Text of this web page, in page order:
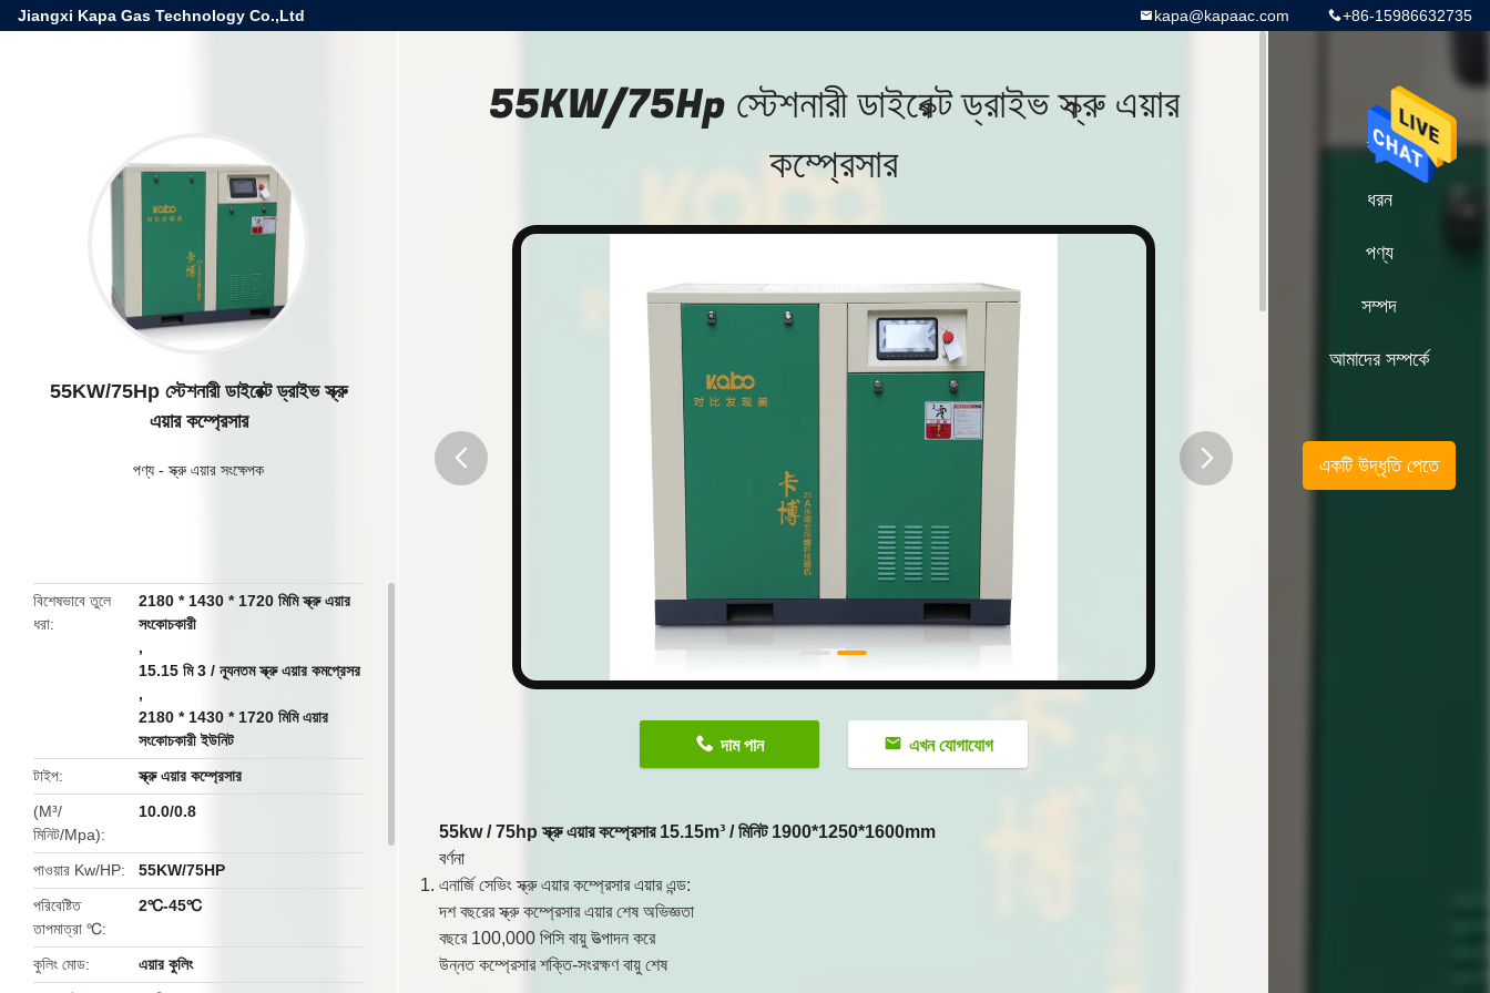
Jiangxi Kapa Gas Technology Co.,Ltd +86-15986632735
kapa@kapaac.com
55KW/75Hp স্টেশনারী ডাইরেক্ট ড্রাইভ স্ক্রু
এয়ার কম্প্রেসার
পণ্য -স্ক্রু এয়ার সংক্ষেপক
বিশেষভাবে তুলে
ধরা
2180 * 1430 * 1720 মিমি স্ক্রু এয়ার
সংকোচকারী
,
15.15 মি 3 / ন্যূনতম স্ক্রু এয়ার কমপ্রেসর
,
2180 * 1430 * 1720 মিমি এয়ার
সংকোচকারী ইউনিট
টাইপ
স্ক্রু এয়ার কম্প্রেসার
(M³/
মিনিট/Mpa)
10.0/0.8
পাওয়ার Kw/HP
55KW/75HP
পরিবেষ্টিত
তাপমাত্রা ℃
2℃-45℃
কুলিং মোড
এয়ার কুলিং
55KW/75Hp স্টেশনারী ডাইরেক্ট ড্রাইভ স্ক্রু এয়ার
কম্প্রেসার
দাম পান এখন যোগাযোগ
55kw / 75hp স্ক্রু এয়ার কম্প্রেসার 15.15m³ / মিনিট 1900*1250*1600mm
বর্ণনা
এনার্জি সেভিং স্ক্রু এয়ার কম্প্রেসার এয়ার এন্ড:
দশ বছরের স্ক্রু কম্প্রেসার এয়ার শেষ অভিজ্ঞতা
বছরে 100,000 পিসি বায়ু উত্পাদন করে
উন্নত কম্প্রেসার শক্তি-সংরক্ষণ বায়ু শেষ
বাড়ি
ধরন
পণ্য
সম্পদ
আমাদের সম্পর্কে
একটি উদ্ধৃতি পেতে